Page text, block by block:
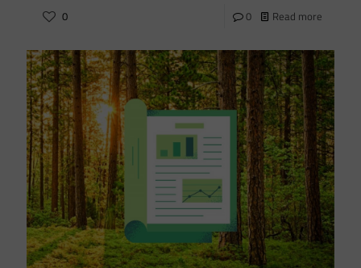
0 0 Read more